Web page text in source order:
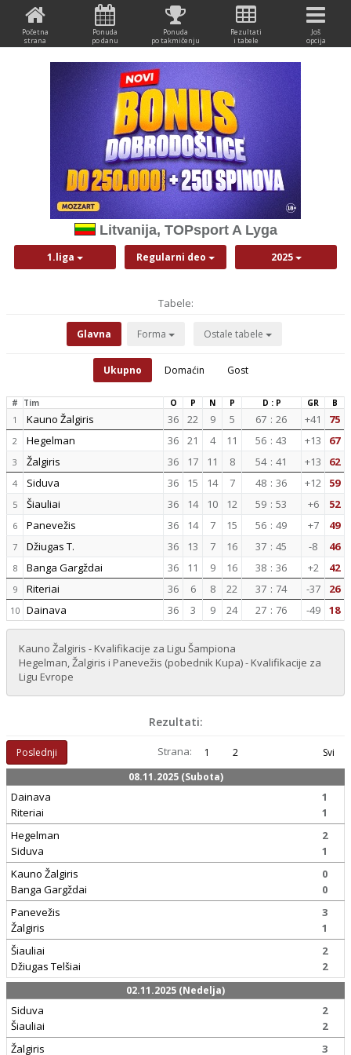
Početna
strana
Ponuda
po danu
Ponuda
po takmičenju
Rezultati
i tabele
Još
opcija
Litvanija, TOPsport A Lyga
1.liga Regularni deo 2025
Tabele:
Glavna Forma Ostale tabele
Ukupno Domaćin Gost
# Tim O P N P D : P GR B
1 Kauno Žalgiris 36 22 9 5 67 : 26 +41 75
2 Hegelman 36 21 4 11 56 : 43 +13 67
3 Žalgiris 36 17 11 8 54 : 41 +13 62
4 Siduva 36 15 14 7 48 : 36 +12 59
5 Šiauliai 36 14 10 12 59 : 53 +6 52
6 Panevežis 36 14 7 15 56 : 49 +7 49
7 Džiugas T. 36 13 7 16 37 : 45 -8 46
8 Banga Gargždai 36 11 9 16 38 : 36 +2 42
9 Riteriai 36 6 8 22 37 : 74 -37 26
10 Dainava 36 3 9 24 27 : 76 -49 18
Kauno Žalgiris - Kvalifikacije za Ligu Šampiona
Hegelman, Žalgiris i Panevežis (pobednik Kupa) - Kvalifikacije za
Ligu Evrope
Rezultati:
Poslednji Strana: 1 2
Svi
08.11.2025 (Subota)
Dainava
Riteriai
1
1
Hegelman
Siduva
2
1
Kauno Žalgiris
Banga Gargždai
0
0
Panevežis
Žalgiris
3
1
Šiauliai
Džiugas Telšiai
2
2
02.11.2025 (Nedelja)
Siduva
Šiauliai
2
2
Žalgiris
3